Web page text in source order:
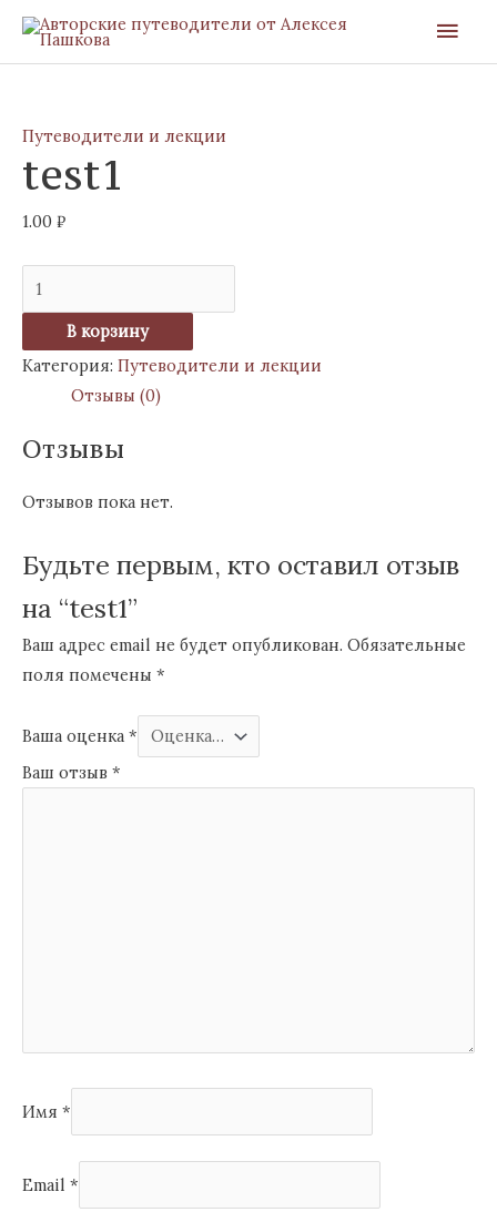
Перейти
Путеводители и лекции
test1
1.00 ₽
test1
В корзину
Категория: Путеводители и лекции
Отзывы (0)
Отзывы
Отзывов пока нет.
Будьте первым, кто оставил отзыв
на “test1”
Ваш адрес email не будет опубликован. Обязательные
поля помечены *
Ваша оценка *
Ваш отзыв *
Имя *
Email *